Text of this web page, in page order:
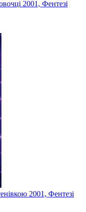
2001, Фентезі
2001, Фентезі